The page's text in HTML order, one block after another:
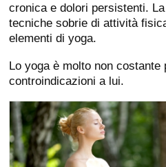
cronica e dolori persistenti.
tecniche sobrie di attività
elementi di yoga.
Lo yoga è molto non costante
controindicazioni a lui.